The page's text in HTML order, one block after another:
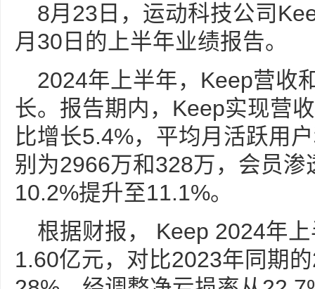
8月23日，运动科技公司
月30日的上半年业绩报告。
2024年上半年，Keep营收
长。报告期内，Keep实现营
比增长5.4%，平均月活跃用
别为2966万和328万，会员渗
10.2%提升至11.1%。
根据财报， Keep 2024年
1.60亿元，对比2023年同期